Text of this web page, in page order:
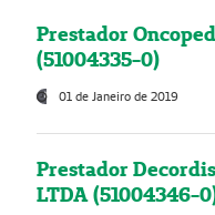
Prestador
(51004335-0)
01 de Janeiro de 2019
Prestador
LTDA (51004346-